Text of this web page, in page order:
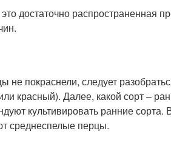
достаточно распространенная
не покраснели, следует
красный). Далее, какой сорт –
культивировать ранние сорта.
среднеспелые перцы.